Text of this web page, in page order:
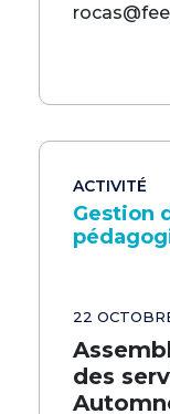
ACTIVITÉ
Gestion
22
des